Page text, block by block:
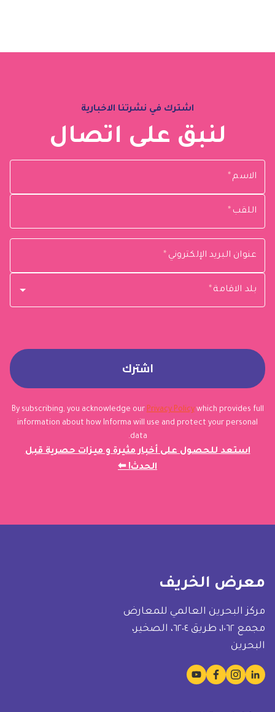
اشترك في نشرتنا الاخبارية
لنبق على اتصال
الاسم *
اللقب *
عنوان البريد الإلكتروني *
بلد الاقامة *
اشترك
By subscribing, you acknowledge ourPrivacy Policywhich provides full
information about how Informa will use and protect your personal
data.
استعد للحصول على أخبار مثيرة و ميزات حصرية قبل
الحدث! ⬅
معرض الخريف
مركز البحرين العالمي للمعارض
مجمع ١٠٦٢، طريق ٦٢٠٤، الصخير،
البحرين